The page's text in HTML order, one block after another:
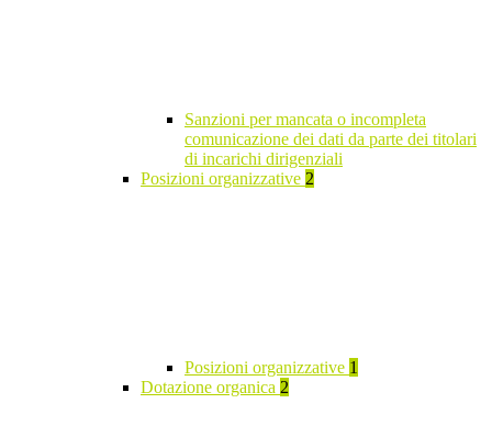
Sanzioni per mancata o incompleta
comunicazione dei dati da parte dei titolari
di incarichi dirigenziali
Posizioni organizzative 2
Posizioni organizzative 1
Dotazione organica 2